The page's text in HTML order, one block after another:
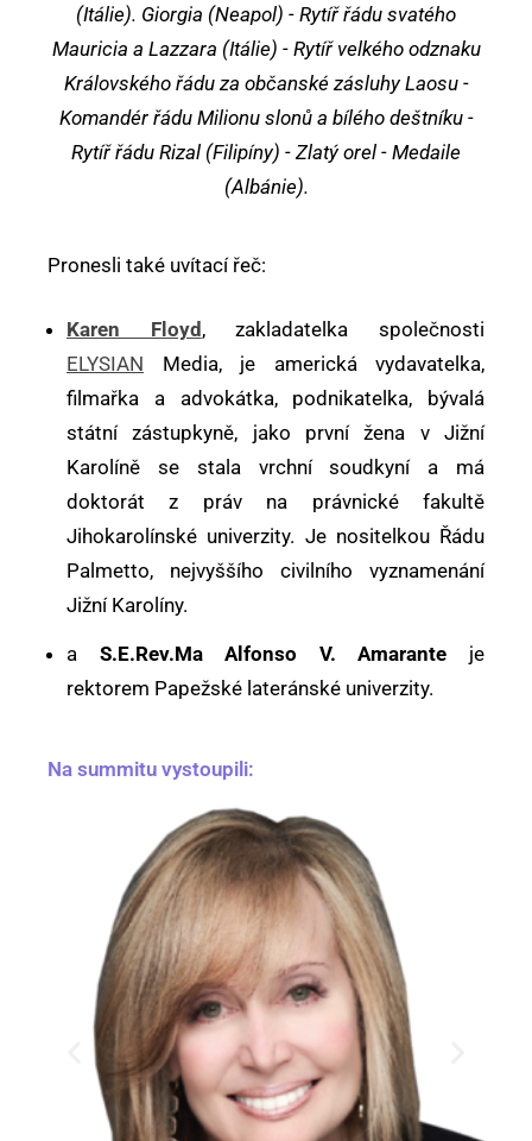
(Itálie). Giorgia (Neapol) - Rytíř řádu svatého
Mauricia a Lazzara (Itálie) - Rytíř velkého odznaku
Královského řádu za občanské zásluhy Laosu -
Komandér řádu Milionu slonů a bílého deštníku -
Rytíř řádu Rizal (Filipíny) - Zlatý orel - Medaile
(Albánie).
Pronesli také uvítací řeč:
Karen Floyd, zakladatelka společnosti
ELYSIAN Media, je americká vydavatelka,
filmařka a advokátka, podnikatelka, bývalá
státní zástupkyně, jako první žena v Jižní
Karolíně se stala vrchní soudkyní a má
doktorát z práv na právnické fakultě
Jihokarolínské univerzity. Je nositelkou Řádu
Palmetto, nejvyššího civilního vyznamenání
Jižní Karolíny.
a S.E.Rev.Ma Alfonso V. Amarante je
rektorem Papežské lateránské univerzity.
Na summitu vystoupili: